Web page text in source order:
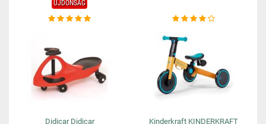
ÚJDONSÁG
Didicar Didicar Kinderkraft KINDERKRAFT